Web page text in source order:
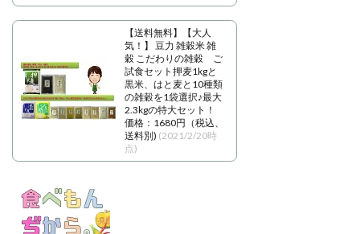
【送料無料】【大人
気！】 豆力 雑穀米 雑
穀 こだわりの雑穀 ご
試食セット押麦1kgと
黒米、はと麦と10種類
の雑穀を1袋選択♪最大
2.3kgの特大セット！
価格：1680円（税込、
送料別) (2021/2/20時
点)